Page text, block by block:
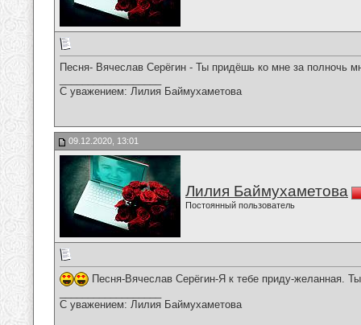
Песня- Вячеслав Серёгин - Ты придёшь ко мне за полночь
С уважением: Лилия Баймухаметова
09.12.2020, 13:01
Лилия Баймухаметова
Постоянный пользователь
Песня-Вячеслав Серёгин-Я к тебе приду-желанная.
С уважением: Лилия Баймухаметова